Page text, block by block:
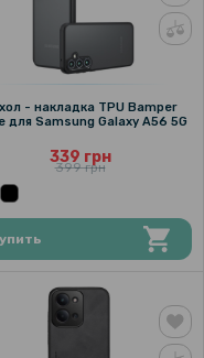
- накладка TPU Bamper
для Samsung Galaxy A56 5G
339 грн
399 грн